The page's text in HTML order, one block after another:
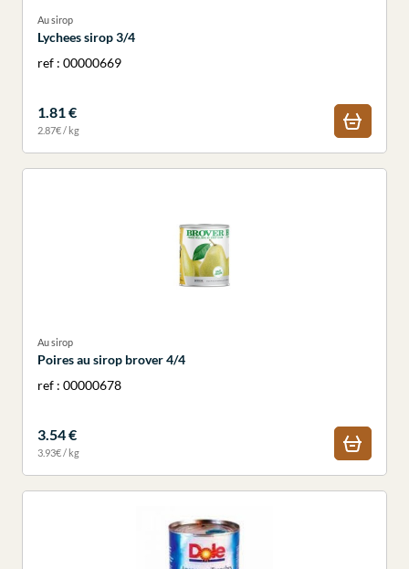
Au sirop
Lychees sirop 3/4
ref : 00000669
1.81 €
2.87€ / kg
Au sirop
Poires au sirop brover 4/4
ref : 00000678
3.54 €
3.93€ / kg